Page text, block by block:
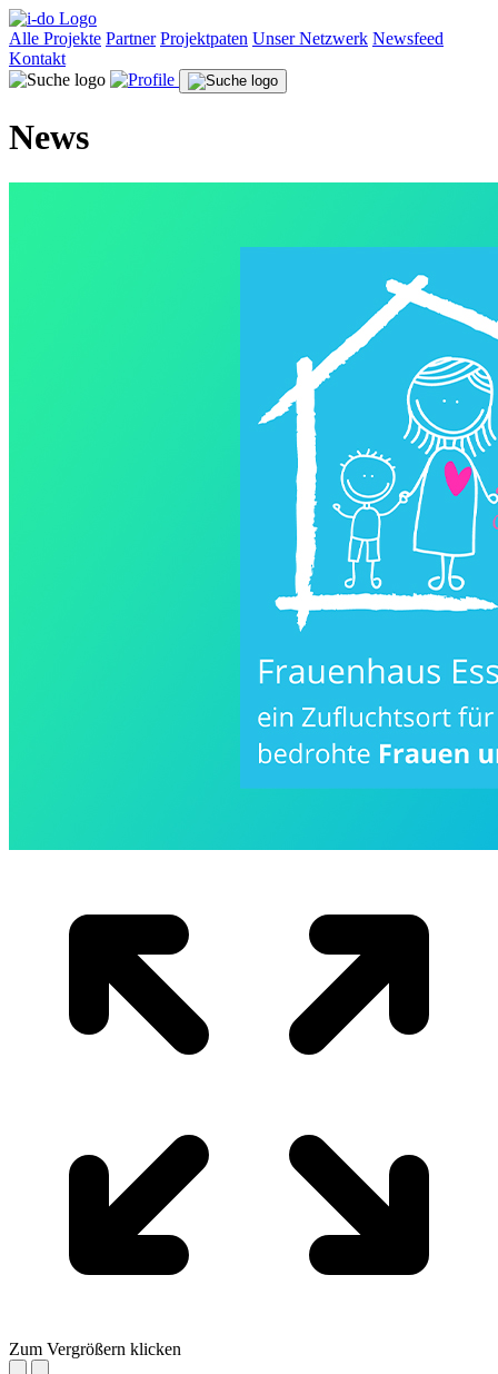
Alle Projekte Partner Projektpaten Unser Netzwerk Newsfeed
Kontakt
News
Zum Vergrößern klicken